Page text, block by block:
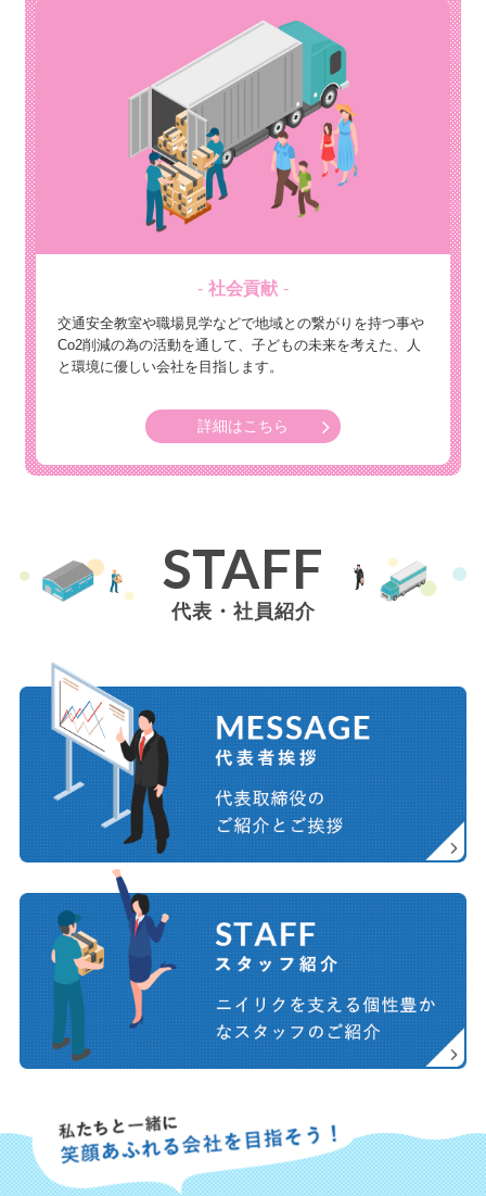
社会貢献
交通安全教室や職場見学などで地域との繋がりを持つ事や
Co2削減の為の活動を通して、子どもの未来を考えた、人
と環境に優しい会社を目指します。
詳細はこちら
STAFF
代表・社員紹介